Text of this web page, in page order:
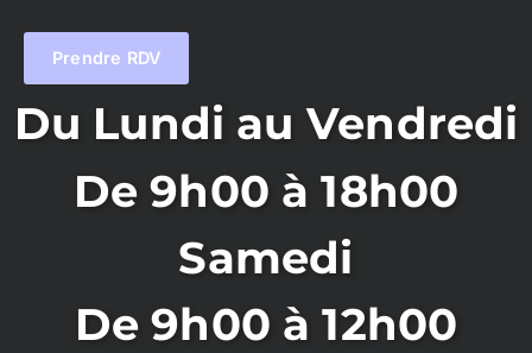
Prendre RDV
Du Lundi au Vendredi
De 9h00 à 18h00
Samedi
De 9h00 à 12h00